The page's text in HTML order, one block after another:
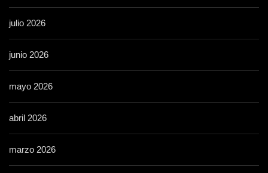
julio 2026
junio 2026
mayo 2026
abril 2026
marzo 2026